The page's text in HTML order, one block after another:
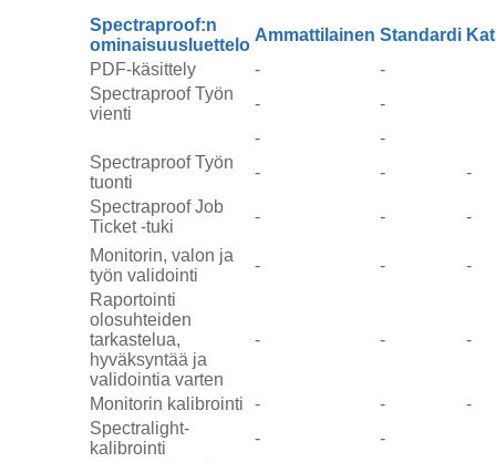
Spectraproof:n
ominaisuusluettelo
Ammattilainen Standardi
PDF-käsittely
-
-
Spectraproof Työn
vienti
-
-
-
-
Spectraproof Työn
tuonti
- -
-
Spectraproof Job
Ticket -tuki
- - -
Monitorin, valon ja
työn validointi
- -
-
Raportointi
olosuhteiden
tarkastelua,
hyväksyntää ja
validointia varten
- - -
Monitorin kalibrointi - -
-
Spectralight-
kalibrointi
-
-